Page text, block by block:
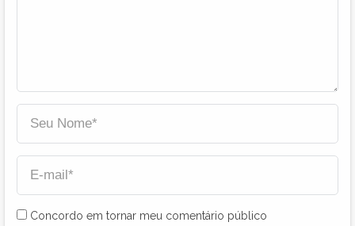
Concordo em tornar meu comentário público